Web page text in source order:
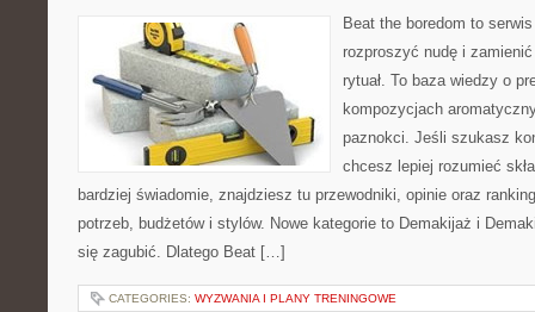
Beat the boredom to
rozproszyć nudę i
rytuał. To baza wiedzy o
kompozycjach
paznokci. Jeśli szukasz
chcesz lepiej rozumieć
bardziej świadomie, znajdziesz tu przewodniki, opinie oraz
potrzeb, budżetów i stylów. Nowe kategorie to Demakijaż i
się zagubić. Dlatego Beat […]
CATEGORIES: WYZWANIA I PLANY TRENINGOWE